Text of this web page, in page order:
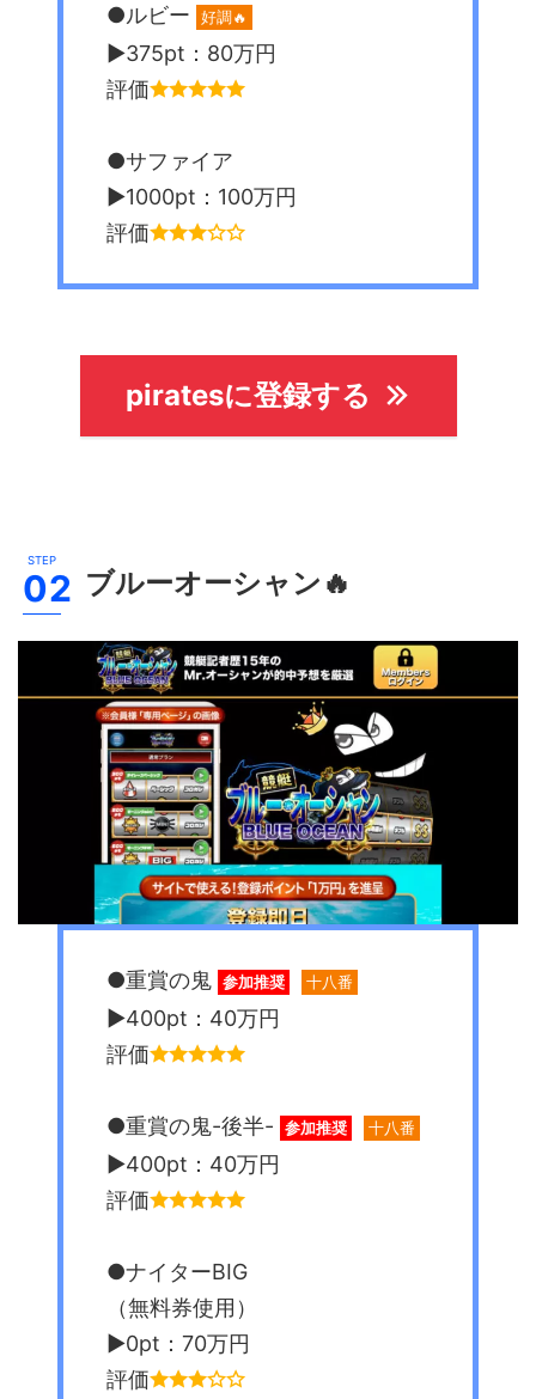
●ルビー 好調🔥
▶︎375pt：80万円
評価
●サファイア
▶︎1000pt：100万円
評価
piratesに登録する
ブルーオーシャン 🔥
●重賞の鬼 参加推奨 十八番
▶︎400pt：40万円
評価
●重賞の鬼-後半- 参加推奨 十八番
▶︎400pt：40万円
評価
●ナイターBIG
（無料券使用）
▶︎0pt：70万円
評価